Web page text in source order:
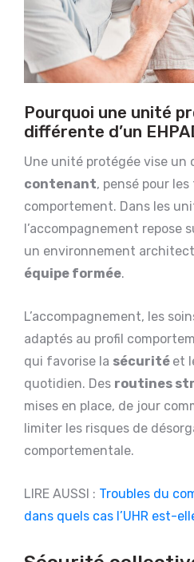
Pourquoi une unité
différente d’un
Une unité protégée vise un
contenant, pensé pour
comportement. Dans les
l’accompagnement repose
un environnement
équipe formée.
L’accompagnement, les
adaptés au profil
qui favorise la sécurité et
quotidien. Des routines
mises en place, de jour
limiter les risques de
comportementale.
LIRE AUSSI : Troubles du
dans quels cas l’UHR est-